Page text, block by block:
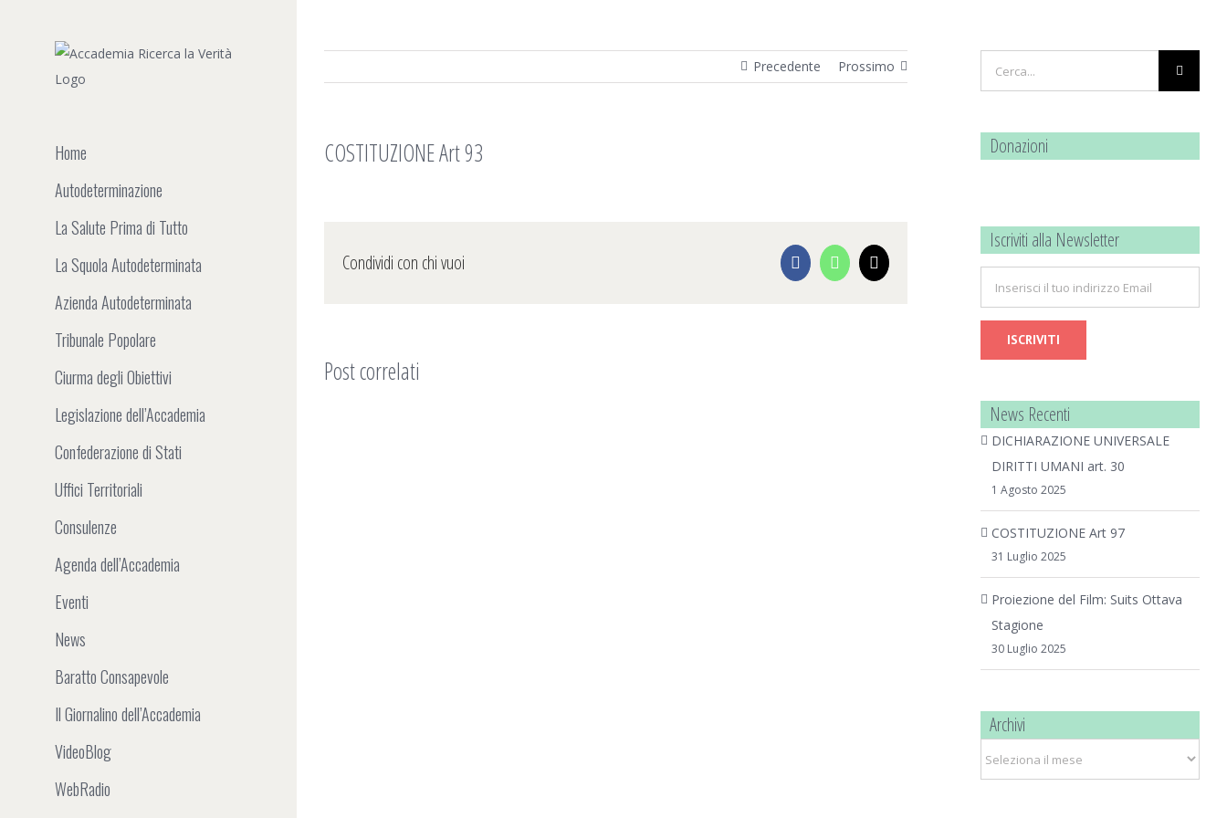
Home
Autodeterminazione
La Salute Prima di Tutto
La Squola Autodeterminata
Azienda Autodeterminata
Tribunale Popolare
Ciurma degli Obiettivi
Legislazione dell’Accademia
Confederazione di Stati
Uffici Territoriali
Consulenze
Agenda dell’Accademia
Eventi
News
Baratto Consapevole
Il Giornalino dell’Accademia
VideoBlog
WebRadio
Precedente Prossimo
COSTITUZIONE Art 93
Condividi con chi vuoi FacebookWhatsApp
Email
Post correlati
per:
Donazioni
Iscriviti alla Newsletter
News Recenti
DICHIARAZIONE UNIVERSALE
DIRITTI UMANI art. 30
1 Agosto 2025
COSTITUZIONE Art 97
31 Luglio 2025
Proiezione del Film: Suits Ottava
Stagione
30 Luglio 2025
Archivi